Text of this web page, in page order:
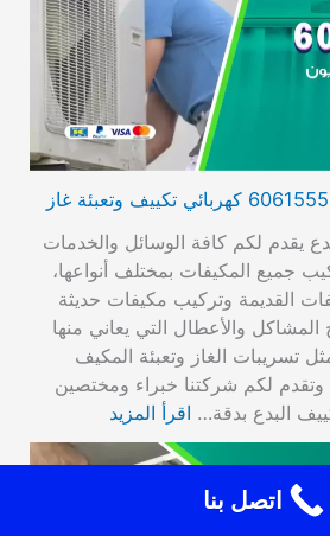
يقدم لكم كافة الوسائل والخدمات
جميع المكيفات بمختلف أنواعها،
القديمة وتركيب مكيفات حديثة
المشاكل والأعطال التي يعاني منها
تسريبات الغاز وتعبئة المكيف
وتقدم لكم شركتنا خبراء ومختصين
البدع بدقة… اقرأ المزيد
اتصل بنا